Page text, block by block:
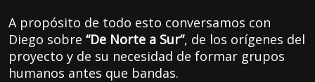
A propósito de todo esto conversamos con
Diego sobre“De Norte a Sur”, de los orígenes del
proyecto y de su necesidad de formar grupos
humanos antes que bandas.